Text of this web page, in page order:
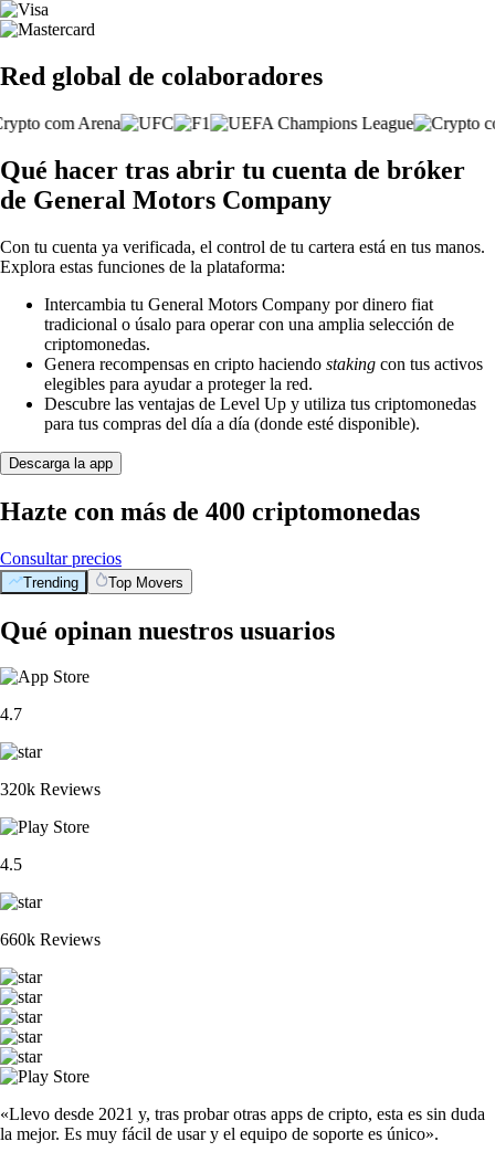
Red global de colaboradores
Qué hacer tras abrir tu cuenta de bróker
de General Motors Company
Con tu cuenta ya verificada, el control de tu cartera está en tus manos.
Explora estas funciones de la plataforma:
Intercambia tu General Motors Company por dinero fiat
tradicional o úsalo para operar con una amplia selección de
criptomonedas.
Genera recompensas en cripto haciendo staking con tus activos
elegibles para ayudar a proteger la red.
Descubre las ventajas de Level Up y utiliza tus criptomonedas
para tus compras del día a día (donde esté disponible).
Descarga la app
Hazte con más de 400 criptomonedas
Consultar precios
Trending Top Movers
Qué opinan nuestros usuarios
4.7
320k Reviews
4.5
660k Reviews
«Llevo desde 2021 y, tras probar otras apps de cripto, esta es sin duda
la mejor. Es muy fácil de usar y el equipo de soporte es único».